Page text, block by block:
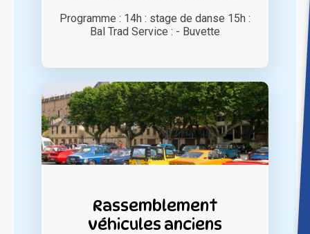
Programme : 14h : stage de danse 15h :
Bal Trad Service : - Buvette
Rassemblement
véhicules anciens